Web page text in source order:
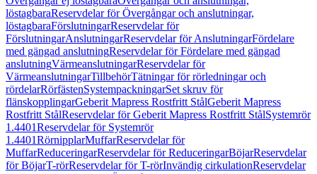
löstagbaraReservdelar för Övergångar och anslutningar,
löstagbaraFörslutningarReservdelar för
FörslutningarAnslutningarReservdelar för AnslutningarFördelare
med gängad anslutningReservdelar för Fördelare med gängad
anslutningVärmeanslutningarReservdelar för
VärmeanslutningarTillbehörTätningar för rörledningar och
rördelarRörfästenSystempackningarSet skruv för
flänskopplingarGeberit Mapress Rostfritt StålGeberit Mapress
Rostfritt StålReservdelar för Geberit Mapress Rostfritt StålSystemrör
1.4401Reservdelar för Systemrör
1.4401RörnipplarMuffarReservdelar för
MuffarReduceringarReservdelar för ReduceringarBöjarReservdelar
för BöjarT-rörReservdelar för T-rörInvändig cirkulationReservdelar